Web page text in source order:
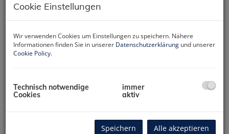
Cookie Einstellungen
Wir verwenden Cookies um Einstellungen zu speichern. Nähere
Informationen finden Sie in unserer Datenschutzerklärung und unserer
Cookie Policy.
Technisch notwendige
Cookies
immer
aktiv
Speichern Alle akzeptieren